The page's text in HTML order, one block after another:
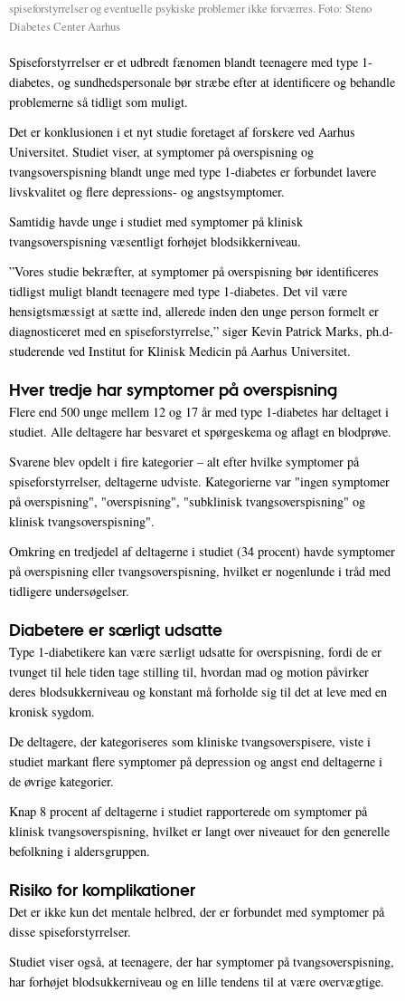
spiseforstyrrelser og eventuelle psykiske problemer ikke forværres. Foto: Steno
Diabetes Center Aarhus
Spiseforstyrrelser er et udbredt fænomen blandt teenagere med type 1-
diabetes, og sundhedspersonale bør stræbe efter at identificere og behandle
problemerne så tidligt som muligt.
Det er konklusionen i et nyt studie foretaget af forskere ved Aarhus
Universitet. Studiet viser, at symptomer på overspisning og
tvangsoverspisning blandt unge med type 1-diabetes er forbundet lavere
livskvalitet og flere depressions- og angstsymptomer.
Samtidig havde unge i studiet med symptomer på klinisk
tvangsoverspisning væsentligt forhøjet blodsikkerniveau.
”Vores studie bekræfter, at symptomer på overspisning bør identificeres
tidligst muligt blandt teenagere med type 1-diabetes. Det vil være
hensigtsmæssigt at sætte ind, allerede inden den unge person formelt er
diagnosticeret med en spiseforstyrrelse,” siger Kevin Patrick Marks, ph.d-
studerende ved Institut for Klinisk Medicin på Aarhus Universitet.
Hver tredje har symptomer på overspisning
Flere end 500 unge mellem 12 og 17 år med type 1-diabetes har deltaget i
studiet. Alle deltagere har besvaret et spørgeskema og aflagt en blodprøve.
Svarene blev opdelt i fire kategorier – alt efter hvilke symptomer på
spiseforstyrrelser, deltagerne udviste. Kategorierne var "ingen symptomer
på overspisning", "overspisning", "subklinisk tvangsoverspisning" og
klinisk tvangsoverspisning".
Omkring en tredjedel af deltagerne i studiet (34 procent) havde symptomer
på overspisning eller tvangsoverspisning, hvilket er nogenlunde i tråd med
tidligere undersøgelser.
Diabetere er særligt udsatte
Type 1-diabetikere kan være særligt udsatte for overspisning, fordi de er
tvunget til hele tiden tage stilling til, hvordan mad og motion påvirker
deres blodsukkerniveau og konstant må forholde sig til det at leve med en
kronisk sygdom.
De deltagere, der kategoriseres som kliniske tvangsoverspisere, viste i
studiet markant flere symptomer på depression og angst end deltagerne i
de øvrige kategorier.
Knap 8 procent af deltagerne i studiet rapporterede om symptomer på
klinisk tvangsoverspisning, hvilket er langt over niveauet for den generelle
befolkning i aldersgruppen.
Risiko for komplikationer
Det er ikke kun det mentale helbred, der er forbundet med symptomer på
disse spiseforstyrrelser.
Studiet viser også, at teenagere, der har symptomer på tvangsoverspisning,
har forhøjet blodsukkerniveau og en lille tendens til at være overvægtige.